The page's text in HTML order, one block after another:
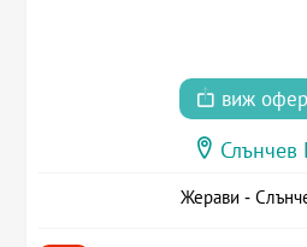
виж
Слънчев
Жерави -